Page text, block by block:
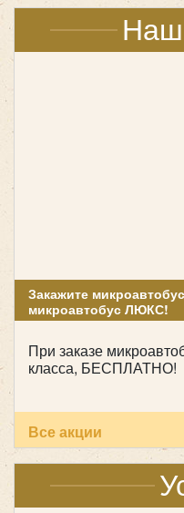
Закажите
микроавтобус ЛЮКС!
При заказе
класса, БЕСПЛАТНО!
Все акции
Hyundai